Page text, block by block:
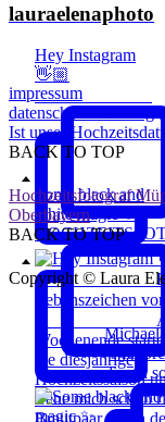
lauraelenaphoto
Hey Instagram
👋🏼
⠀⠀⠀⠀⠀⠀⠀⠀⠀
Some black and
white magic ✨
|
diesen
impressum
datenschutzerklärung
Ist unser
BACK TO TOP
Hochzeitsfotograf
Oberbayern
BACK TO TOP
Copyright © Laura